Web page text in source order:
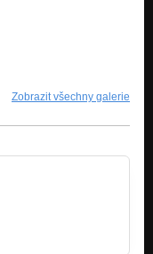
Zobrazit všechny galerie